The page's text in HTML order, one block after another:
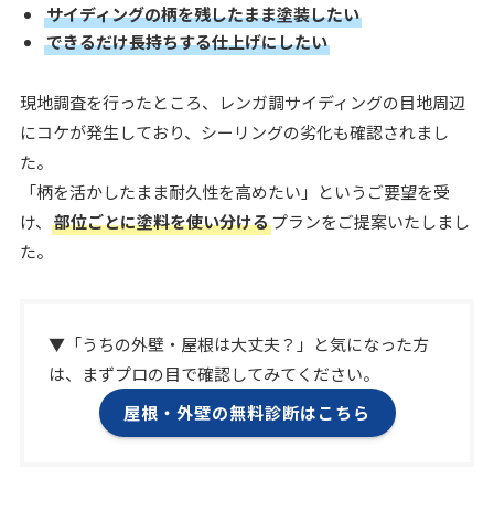
サイディングの柄を残したまま塗装したい
できるだけ長持ちする仕上げにしたい
現地調査を行ったところ、レンガ調サイディングの目地周辺
にコケが発生しており、シーリングの劣化も確認されまし
た。
「柄を活かしたまま耐久性を高めたい」というご要望を受
け、 部位ごとに塗料を使い分けるプランをご提案いたしまし
た。
▼「うちの外壁・屋根は大丈夫？」と気になった方
は、まずプロの目で確認してみてください。
屋根・外壁の無料診断はこちら